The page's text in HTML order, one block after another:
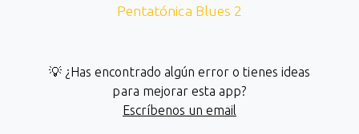
Pentatónica Blues 2
💡 ¿Has encontrado algún error o tienes ideas
para mejorar esta app?
Escríbenos un email